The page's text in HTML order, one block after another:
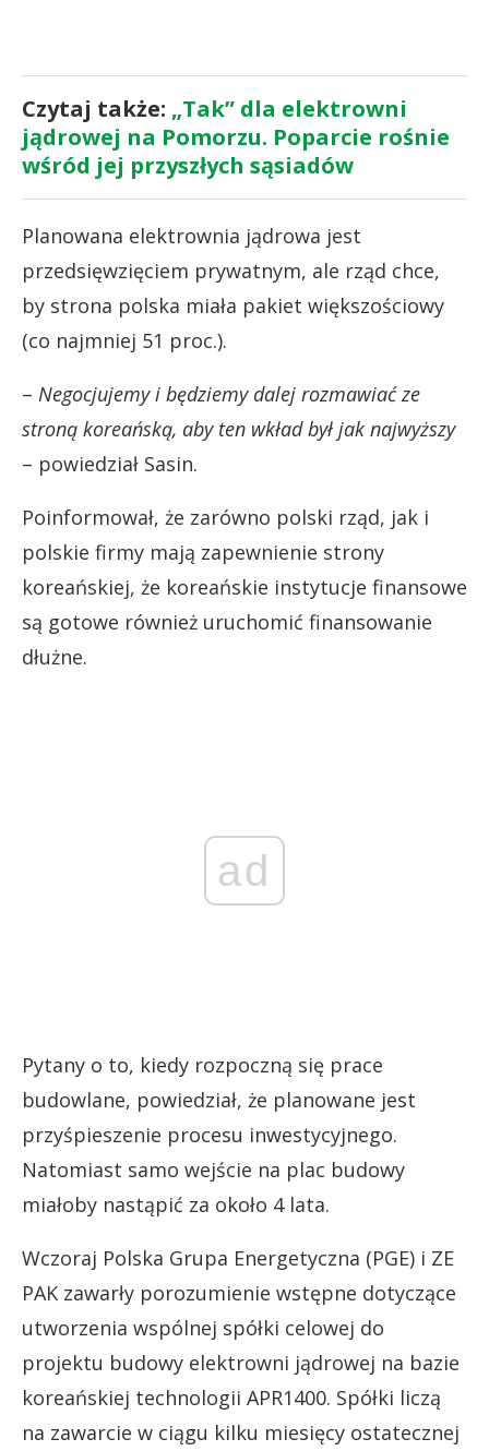
Czytaj także: „Tak” dla elektrowni
jądrowej na Pomorzu. Poparcie rośnie
wśród jej przyszłych sąsiadów
Planowana elektrownia jądrowa jest
przedsięwzięciem prywatnym, ale rząd chce,
by strona polska miała pakiet większościowy
(co najmniej 51 proc.).
– Negocjujemy i będziemy dalej rozmawiać ze
stroną koreańską, aby ten wkład był jak najwyższy
– powiedział Sasin.
Poinformował, że zarówno polski rząd, jak i
polskie firmy mają zapewnienie strony
koreańskiej, że koreańskie instytucje finansowe
są gotowe również uruchomić finansowanie
dłużne.
ad
Pytany o to, kiedy rozpoczną się prace
budowlane, powiedział, że planowane jest
przyśpieszenie procesu inwestycyjnego.
Natomiast samo wejście na plac budowy
miałoby nastąpić za około 4 lata.
Wczoraj Polska Grupa Energetyczna (PGE) i ZE
PAK zawarły porozumienie wstępne dotyczące
utworzenia wspólnej spółki celowej do
projektu budowy elektrowni jądrowej na bazie
koreańskiej technologii APR1400. Spółki liczą
na zawarcie w ciągu kilku miesięcy ostatecznej